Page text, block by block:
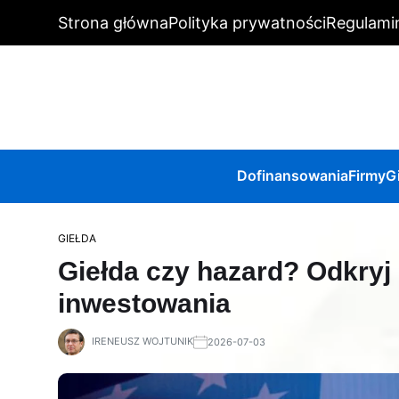
Strona głównaPolityka prywatności
DofinansowaniaFirmy
GIEŁDA
Giełda czy hazard?
inwestowania
IRENEUSZ WOJTUNIK 2026-07-03